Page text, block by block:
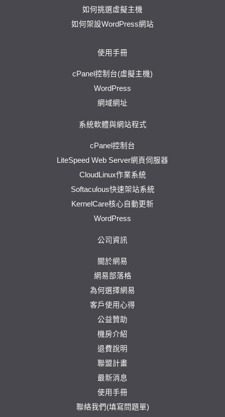
如何挑選虛擬主機
如何架設WordPress網站
使用手冊
cPanel控制台(虛擬主機)
WordPress
網域網址
系統軟體與網站程式
cPanel控制台
LiteSpeed Web Server網頁伺服器
CloudLinux作業系統
Softaculous快速架站系統
KernelCare核心自動更新
WordPress
公司資訊
關於網易
網易部落格
為何選擇網易
客戶使用心得
公益贊助
機房介紹
退費說明
聯盟計畫
最新消息
使用手冊
聯絡我們(填寫問題單)